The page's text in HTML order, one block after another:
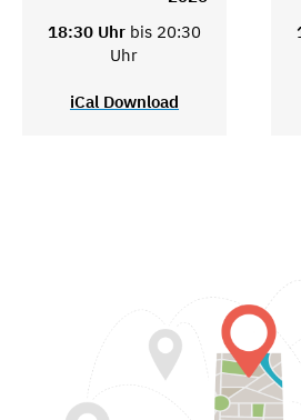
18:30 Uhr bis 20:30
Uhr
iCal Download